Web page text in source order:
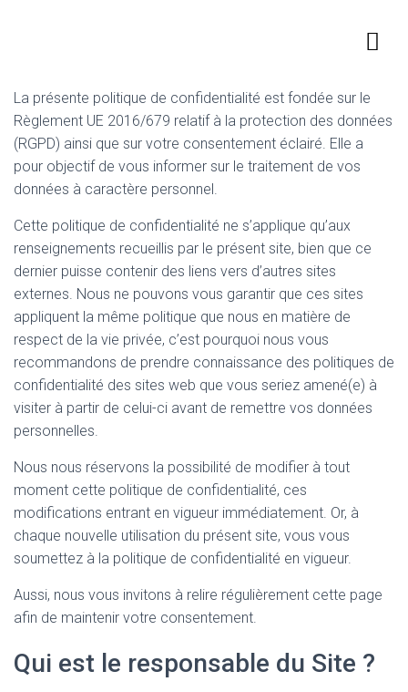
La présente politique de confidentialité est fondée sur le
Règlement UE 2016/679 relatif à la protection des données
(RGPD) ainsi que sur votre consentement éclairé. Elle a
pour objectif de vous informer sur le traitement de vos
données à caractère personnel.
Cette politique de confidentialité ne s’applique qu’aux
renseignements recueillis par le présent site, bien que ce
dernier puisse contenir des liens vers d’autres sites
externes. Nous ne pouvons vous garantir que ces sites
appliquent la même politique que nous en matière de
respect de la vie privée, c’est pourquoi nous vous
recommandons de prendre connaissance des politiques de
confidentialité des sites web que vous seriez amené(e) à
visiter à partir de celui-ci avant de remettre vos données
personnelles.
Nous nous réservons la possibilité de modifier à tout
moment cette politique de confidentialité, ces
modifications entrant en vigueur immédiatement. Or, à
chaque nouvelle utilisation du présent site, vous vous
soumettez à la politique de confidentialité en vigueur.
Aussi, nous vous invitons à relire régulièrement cette page
afin de maintenir votre consentement.
Qui est le responsable du Site ?